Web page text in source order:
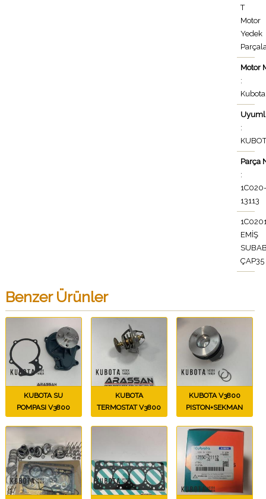
T
Motor
Yedek
Motor
:
Kubota
:
Parça
:
1C020-
13113
EMİŞ
ÇAP35
Benzer Ürünler
KUBOTA SU
POMPASI V3800
KUBOTA
TERMOSTAT V3800
KUBOTA V3800
PISTON+SEKMAN